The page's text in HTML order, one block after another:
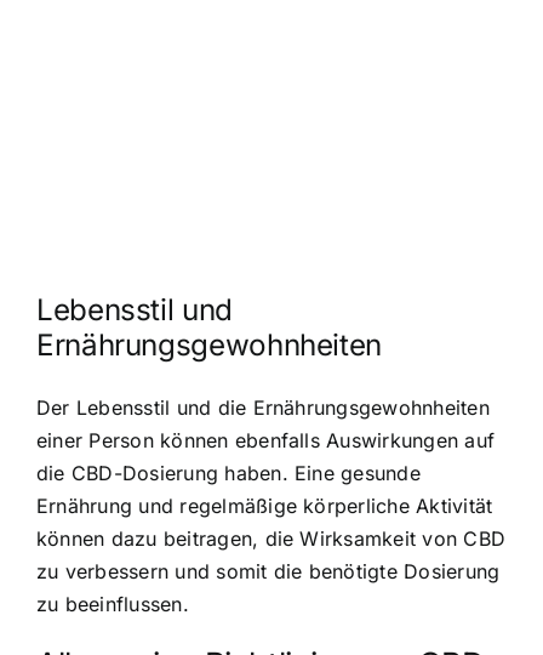
Lebensstil und
Ernährungsgewohnheiten
Der Lebensstil und die Ernährungsgewohnheiten
einer Person können ebenfalls Auswirkungen auf
die CBD-Dosierung haben. Eine gesunde
Ernährung und regelmäßige körperliche Aktivität
können dazu beitragen, die Wirksamkeit von CBD
zu verbessern und somit die benötigte Dosierung
zu beeinflussen.